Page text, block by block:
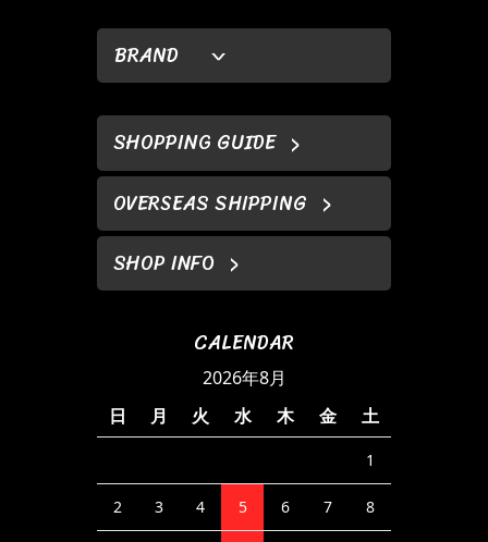
BRAND
SHOPPING GUIDE
OVERSEAS SHIPPING
SHOP INFO
CALENDAR
2026年8月
日
月 火 水 木 金 土
1
2 3 4 5 6 7 8